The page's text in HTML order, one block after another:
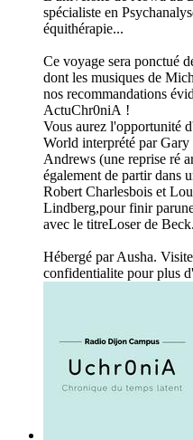
spécialiste en
équithérapie...
Ce voyage sera ponctué
dont les musiques de
nos recommandations
ActuChr0niA !
Vous aurez l'opportunité
World interprété par
Andrews (une reprise ré
également de partir dans
Robert Charlesbois et
Lindberg,pour finir
avec le titreLoser de Beck.
Hébergé par Ausha.
confidentialite pour plus